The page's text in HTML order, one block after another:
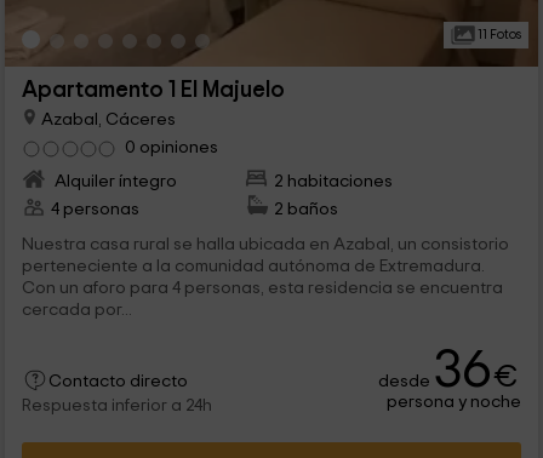
11 Fotos
Apartamento 1 El Majuelo
Azabal, Cáceres
0 opiniones
Alquiler íntegro
2 habitaciones
4 personas
2 baños
Nuestra casa rural se halla ubicada en Azabal, un consistorio
perteneciente a la comunidad autónoma de Extremadura.
Con un aforo para 4 personas, esta residencia se encuentra
cercada por...
Contacto directo
Respuesta inferior a 24h
desde 36€
persona y noche